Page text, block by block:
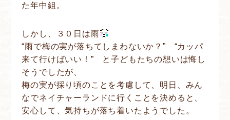
た年中組。
しかし、３０日は雨
“雨で梅の実が落ちてしまわないか？” “カッパ
来て行けばいい！” と子どもたちの想いは悔し
そうでしたが、
梅の実が採り頃のことを考慮して、明日、みん
なでネイチャーランドに行くことを決めると、
安心して、気持ちが落ち着いたようでした。